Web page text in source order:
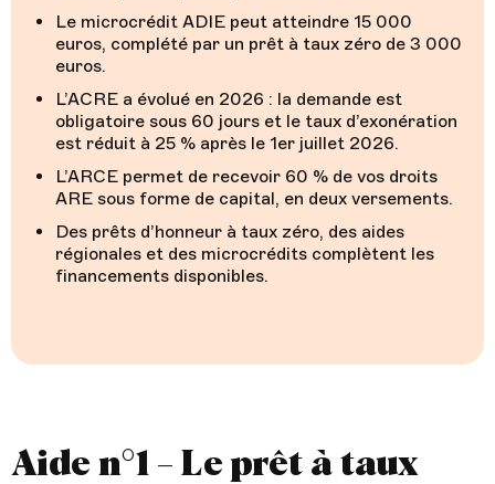
Le microcrédit ADIE peut atteindre 15 000
euros, complété par un prêt à taux zéro de 3 000
euros.
L’ACRE a évolué en 2026 : la demande est
obligatoire sous 60 jours et le taux d’exonération
est réduit à 25 % après le 1er juillet 2026.
L’ARCE permet de recevoir 60 % de vos droits
ARE sous forme de capital, en deux versements.
Des prêts d’honneur à taux zéro, des aides
régionales et des microcrédits complètent les
financements disponibles.
Aide n°1 – Le prêt à taux